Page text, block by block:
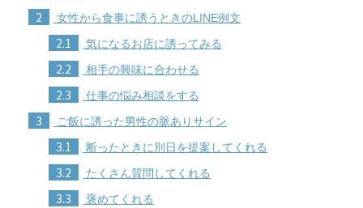
2 女性から食事に誘うときのLINE例文
2.1 気になるお店に誘ってみる
2.2 相手の興味に合わせる
2.3 仕事の悩み相談をする
3 ご飯に誘った男性の脈ありサイン
3.1 断ったときに別日を提案してくれる
3.2 たくさん質問してくれる
3.3 褒めてくれる